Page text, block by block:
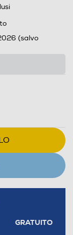
(salvo
GRATUITO